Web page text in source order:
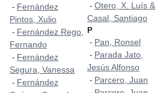
- Fernández
Pintos, Xulio
- Fernández Rego,
Fernando
- Fernández
Segura, Vanessa
- Fernández
- Otero, X. Luís &
Casal, Santiago
P
- Pan, Ronsel
- Parada Jato,
Jesús Alfonso
- Parcero, Juan